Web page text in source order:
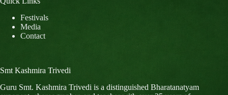
Festivals
Media
Contact
Smt Kashmira Trivedi
Guru Smt. Kashmira Trivedi is a distinguished Bharatanatyam